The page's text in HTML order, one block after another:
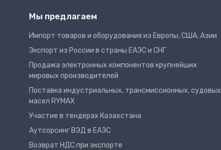
Мы предлагаем
Импорт товаров и оборудования из Европы, США, Азии
Экспорт из России в страны ЕАЭС и СНГ
Продажа электронных компонентов крупнейших
мировых производителей
Поставка индустриальных, трансмиссионных, судовых
масел RYMAX
Участие в тендерах Казахстана
Аутсорсинг ВЭД в ЕАЭС
Возврат НДС при экспорте